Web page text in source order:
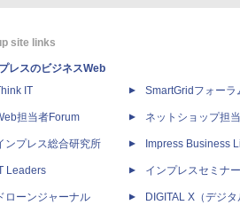
site links
レスのビジネスWeb
IT
担当者Forum
ンプレス総合研究所
Leaders
ローンジャーナル
SmartGridフォーラ
ネットショップ担
Impress Business
インプレスセミナー
DIGITAL X（デジタ